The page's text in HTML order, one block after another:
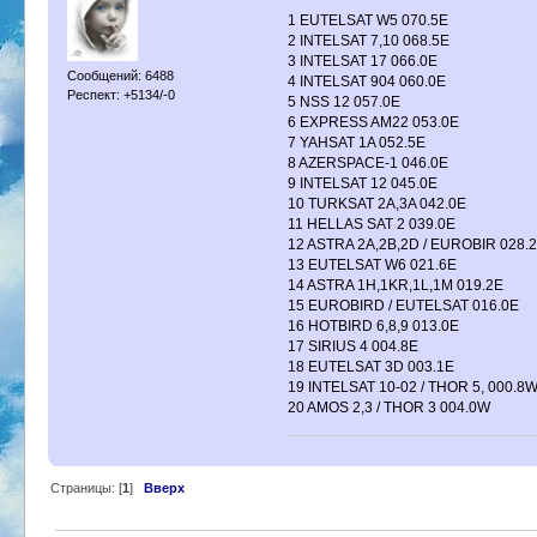
Сообщений: 6488
Респект: +5134/-0
1 EUTELSAT W5 070.5E
2 INTELSAT 7,10 068.5E
3 INTELSAT 17 066.0E
4 INTELSAT 904 060.0E
5 NSS 12 057.0E
6 EXPRESS AM22 053.0E
7 YAHSAT 1A 052.5E
8 AZERSPACE-1 046.0E
9 INTELSAT 12 045.0E
10 TURKSAT 2A,3A 042.0E
11 HELLAS SAT 2 039.0E
12 ASTRA 2A,2B,2D / EUROBIR
13 EUTELSAT W6 021.6E
14 ASTRA 1H,1KR,1L,1M 019.2E
15 EUROBIRD / EUTELSAT 016.0E
16 HOTBIRD 6,8,9 013.0E
17 SIRIUS 4 004.8E
18 EUTELSAT 3D 003.1E
19 INTELSAT 10-02 / THOR 5, 000.8W
20 AMOS 2,3 / THOR 3 004.0W
Страницы: [1]Вверх